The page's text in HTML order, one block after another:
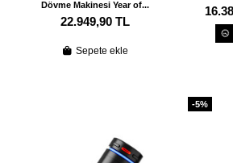
Dövme Makinesi Year of...
22.949,90 TL
Sepete ekle
-5%